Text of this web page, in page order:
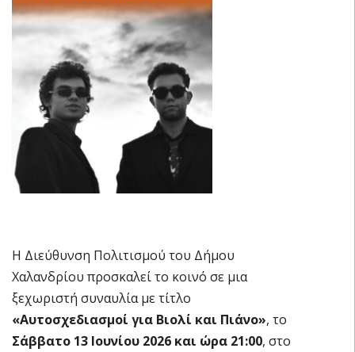
Η Διεύθυνση Πολιτισμού του Δήμου
Χαλανδρίου προσκαλεί το κοινό σε μια
ξεχωριστή συναυλία με τίτλο
«Αυτοσχεδιασμοί για Βιολί και Πιάνο», το
Σάββατο 13 Ιουνίου 2026 και ώρα 21:00, στο